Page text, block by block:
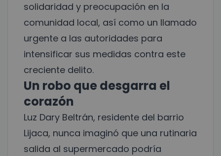
solidaridad y preocupación en la
comunidad local, así como un llamado
urgente a las autoridades para
intensificar sus medidas contra este
creciente delito.
Un robo que desgarra el
corazón
Luz Dary Beltrán, residente del barrio
Lijaca, nunca imaginó que una rutinaria
salida al supermercado podría